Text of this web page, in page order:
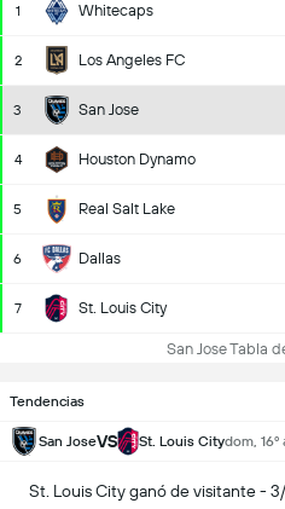
1 Whitecaps
2 Los Angeles FC
3 San Jose
4 Houston Dynamo
5 Real Salt Lake
6 Dallas
7 St. Louis City
San Jose Tabla
Tendencias
San JoseVS St. Louis Citydom, 16º
St. Louis City ganó de visitante -